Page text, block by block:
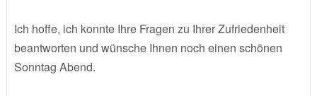
Ich hoffe, ich konnte Ihre Fragen zu Ihrer Zufriedenheit
beantworten und wünsche Ihnen noch einen schönen
Sonntag Abend.